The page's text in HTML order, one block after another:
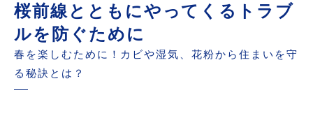
桜前線とともにやってくるトラブ
ルを防ぐために
春を楽しむために！カビや湿気、花粉から住まいを守
る秘訣とは？